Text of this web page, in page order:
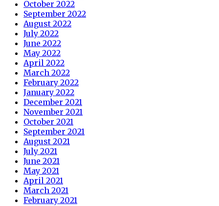
October 2022
September 2022
August 2022
July 2022
June 2022
May 2022
April 2022
March 2022
February 2022
January 2022
December 2021
November 2021
October 2021
September 2021
August 2021
July 2021
June 2021
May 2021
April 2021
March 2021
February 2021